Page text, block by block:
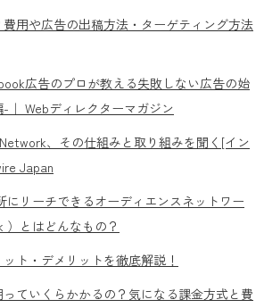
用や広告の出稿方法・ターゲティング方法
広告のプロが教える失敗しない広告の始
｜ Webディレクターマガジン
、その仕組みと取り組みを聞く[イン
Japan
にリーチできるオーディエンスネットワー
）とはどんなもの？
ト・デメリットを徹底解説！
ていくらかかるの？気になる課金方式と費